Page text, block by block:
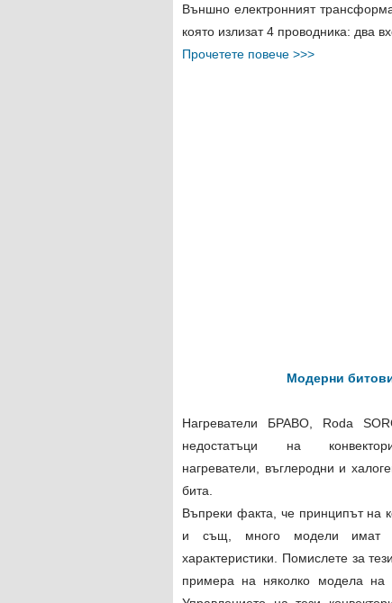
Външно електронният
която излизат 4 проводника: два
Прочетете повече >>>
Модерни
Нагреватели БРАВО , Roda
недостатъци на
нагреватели, въглеродни и
бита.
Въпреки факта, че принципът на
и същ, много модели имат
характеристики. Помислете за
примера на няколко модела на